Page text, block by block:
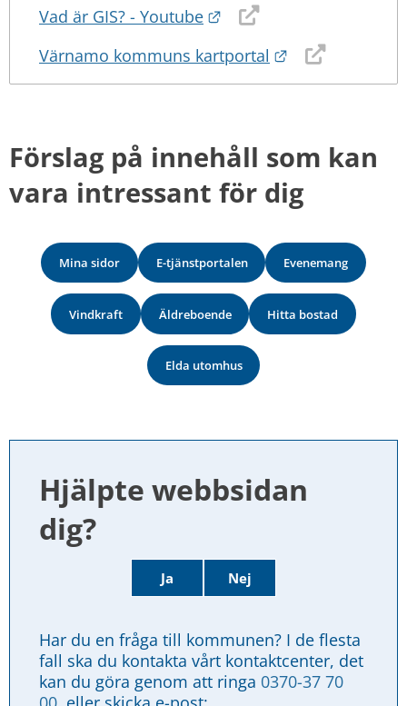
Vad är GIS? - Youtube
Länk till annan
Värnamo kommuns kartportal
Länk till
Förslag på innehåll som kan
vara intressant för dig
Mina sidor E-tjänstportalen Evenemang
Vindkraft Äldreboende Hitta bostad
Elda utomhus
Hjälpte webbsidan
dig?
Ja Nej
Har du en fråga till kommunen? I de flesta
fall ska du kontakta vårt kontaktcenter, det
kan du göra genom att ringa 0370-37 70